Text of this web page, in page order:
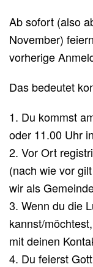
Ab sofort (also
November)
vorherige
Das bedeutet
1. Du kommst
oder 11.00 Uhr
2. Vor Ort
(nach wie vor
wir als
3. Wenn du die
kannst/
mit deinen
4. Du feierst